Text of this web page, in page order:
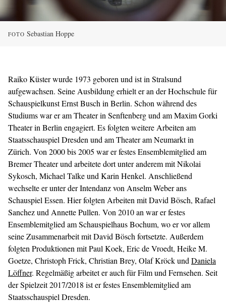
FOTO Sebastian Hoppe
Raiko Küster wurde 1973 geboren und ist in Stralsund
aufgewachsen. Seine Ausbildung erhielt er an der Hochschule für
Schauspielkunst Ernst Busch in Berlin. Schon während des
Studiums war er am Theater in Senftenberg und am Maxim Gorki
Theater in Berlin engagiert. Es folgten weitere Arbeiten am
Staatsschauspiel Dresden und am Theater am Neumarkt in
Zürich. Von 2000 bis 2005 war er festes Ensemblemitglied am
Bremer Theater und arbeitete dort unter anderem mit Nikolai
Sykosch, Michael Talke und Karin Henkel. Anschließend
wechselte er unter der Intendanz von Anselm Weber ans
Schauspiel Essen. Hier folgten Arbeiten mit David Bösch, Rafael
Sanchez und Annette Pullen. Von 2010 an war er festes
Ensemblemitglied am Schauspielhaus Bochum, wo er vor allem
seine Zusammenarbeit mit David Bösch fortsetzte. Außerdem
folgten Produktionen mit Paul Koek, Eric de Vroedt, Heike M.
Goetze, Christoph Frick, Christian Brey, Olaf Kröck und Daniela
Löffner. Regelmäßig arbeitet er auch für Film und Fernsehen. Seit
der Spielzeit 2017/2018 ist er festes Ensemblemitglied am
Staatsschauspiel Dresden.